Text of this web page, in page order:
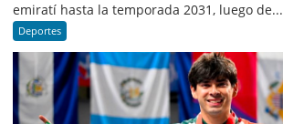
emiratí hasta la temporada 2031, luego de...
Deportes